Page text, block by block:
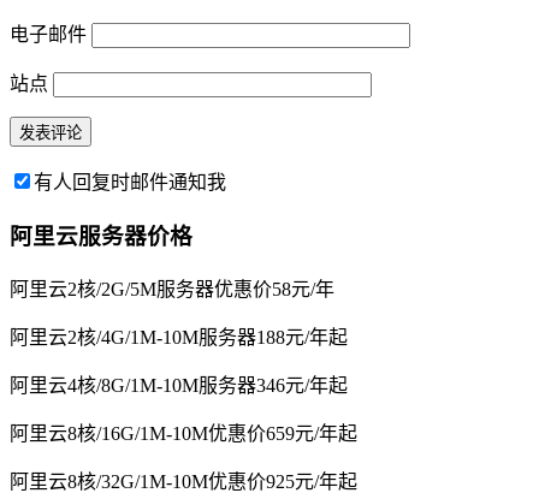
电子邮件
站点
有人回复时邮件通知我
阿里云服务器价格
阿里云2核/2G/5M服务器优惠价58元/年
阿里云2核/4G/1M-10M服务器188元/年起
阿里云4核/8G/1M-10M服务器346元/年起
阿里云8核/16G/1M-10M优惠价659元/年起
阿里云8核/32G/1M-10M优惠价925元/年起